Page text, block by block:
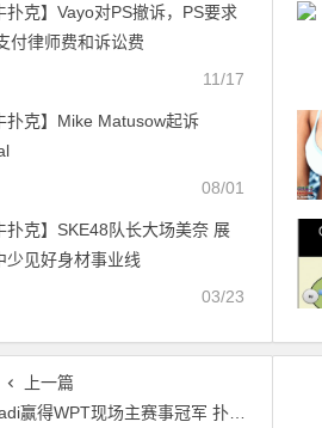
扑克】Vayo对PS撤诉，PS要求
付律师费和诉讼费
11/17
扑克】Mike Matusow起诉
08/01
扑克】SKE48队长大场美奈 展
少见好身材事业线
03/23
上一篇
事冠军 扑克夫妻成为对手 为WSOP金戒指单挑进行对决